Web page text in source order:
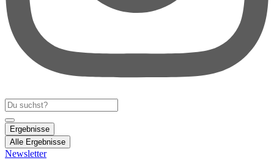
Search
...
Ergebnisse
Alle Ergebnisse
Newsletter